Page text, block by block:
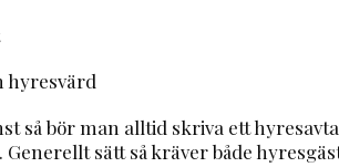
hyresvärd
så bör man alltid skriva ett
sätt så kräver både